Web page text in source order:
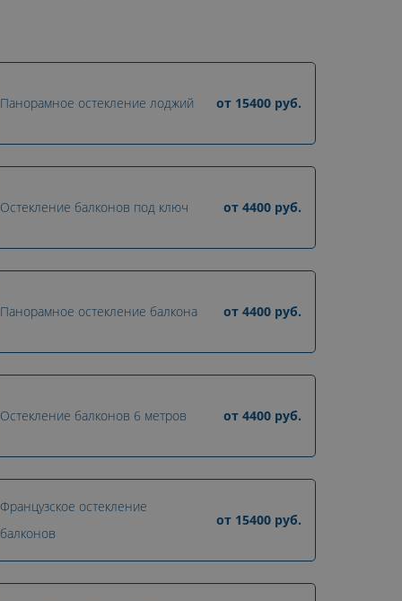
Панорамное остекление лоджий от 15400 руб.
Остекление балконов под ключ от 4400 руб.
Панорамное остекление балкона от 4400 руб.
Остекление балконов 6 метров от 4400 руб.
Французское остекление
балконов
от 15400 руб.